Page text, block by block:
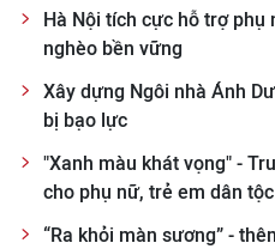
Hà Nội tích cực hỗ trợ
nghèo bền vững
Xây dựng Ngôi nhà Ánh
bị bạo lực
"Xanh màu khát vọng" -
cho phụ nữ, trẻ em dân
“Ra khỏi màn sương” -